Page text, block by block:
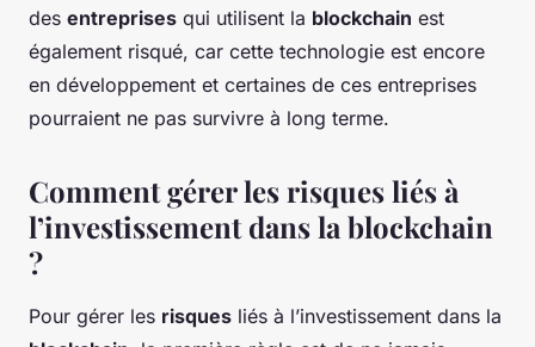
des entreprises qui utilisent la blockchain est
également risqué, car cette technologie est encore
en développement et certaines de ces entreprises
pourraient ne pas survivre à long terme.
Comment gérer les risques liés à
l’investissement dans la blockchain
?
Pour gérer les risques liés à l’investissement dans la